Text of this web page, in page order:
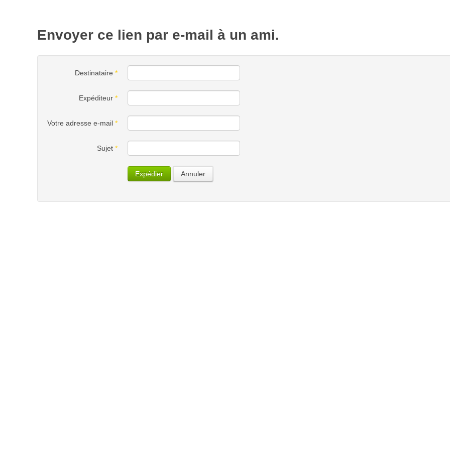
Envoyer ce lien par e-mail à un ami.
Destinataire *
Expéditeur *
Votre adresse e-mail *
Sujet *
Expédier Annuler